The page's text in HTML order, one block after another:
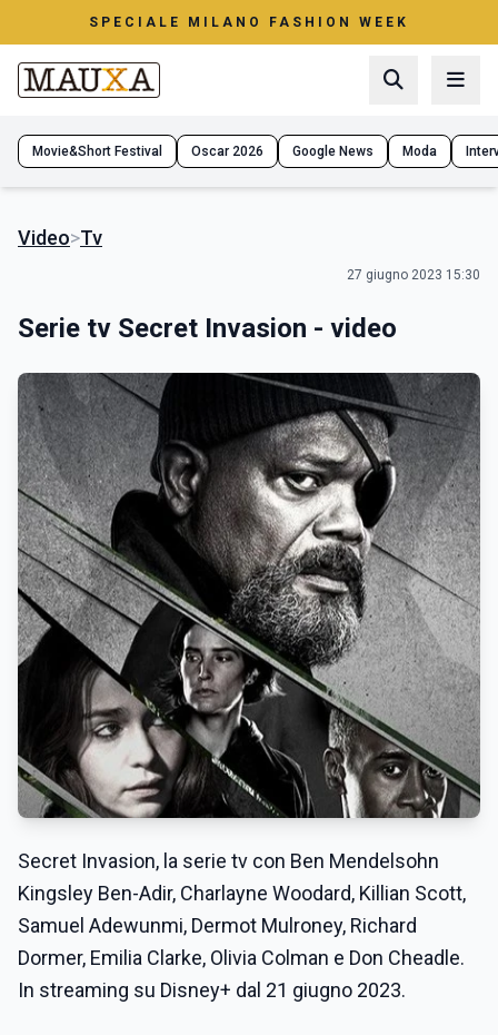
SPECIALE MILANO FASHION WEEK
Movie&Short Festival Oscar 2026 Google News Moda
Video>Tv
27 giugno 2023 15:30
Serie tv Secret Invasion - video
Secret Invasion, la serie tv con Ben Mendelsohn
Kingsley Ben-Adir, Charlayne Woodard, Killian Scott,
Samuel Adewunmi, Dermot Mulroney, Richard
Dormer, Emilia Clarke, Olivia Colman e Don Cheadle.
In streaming su Disney+ dal 21 giugno 2023.